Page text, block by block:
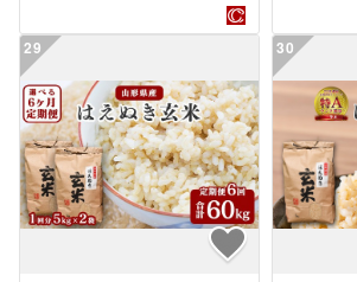
29 30